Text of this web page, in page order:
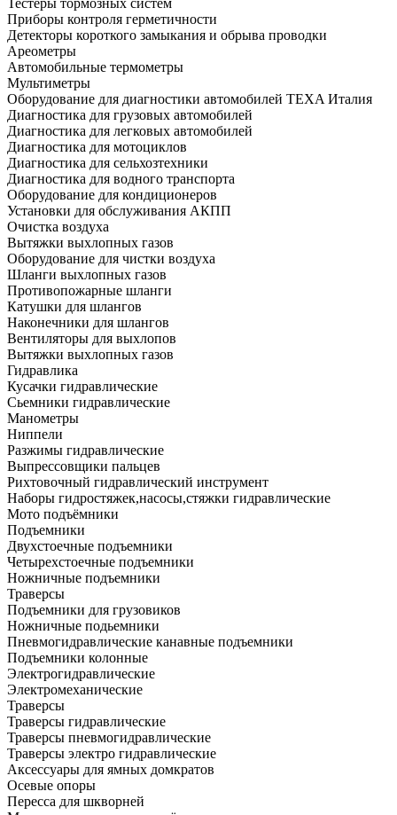
Тестеры тормозных систем
Приборы контроля герметичности
Детекторы короткого замыкания и обрыва проводки
Ареометры
Автомобильные термометры
Мультиметры
Оборудование для диагностики автомобилей TEXA Италия
Диагностика для грузовых автомобилей
Диагностика для легковых автомобилей
Диагностика для мотоциклов
Диагностика для сельхозтехники
Диагностика для водного транспорта
Оборудование для кондиционеров
Установки для обслуживания АКПП
Очистка воздуха
Вытяжки выхлопных газов
Оборудование для чистки воздуха
Шланги выхлопных газов
Противопожарные шланги
Катушки для шлангов
Наконечники для шлангов
Вентиляторы для выхлопов
Вытяжки выхлопных газов
Гидравлика
Кусачки гидравлические
Сьемники гидравлические
Манометры
Ниппели
Разжимы гидравлические
Выпрессовщики пальцев
Рихтовочный гидравлический инструмент
Наборы гидростяжек,насосы,стяжки гидравлические
Мото подъёмники
Подъемники
Двухстоечные подъемники
Четырехстоечные подъемники
Ножничные подъемники
Траверсы
Подъемники для грузовиков
Ножничные подьемники
Пневмогидравлические канавные подъемники
Подъемники колонные
Электрогидравлические
Электромеханические
Траверсы
Траверсы гидравлические
Траверсы пневмогидравлические
Траверсы электро гидравлические
Аксессуары для ямных домкратов
Осевые опоры
Пересса для шкворней